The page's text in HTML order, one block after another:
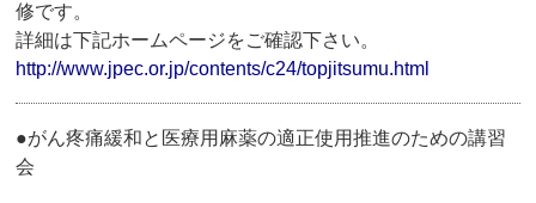
修です。
詳細は下記ホームページをご確認下さい。
http://www.jpec.or.jp/contents/c24/topjitsumu.html
●がん疼痛緩和と医療用麻薬の適正使用推進のための講習
会